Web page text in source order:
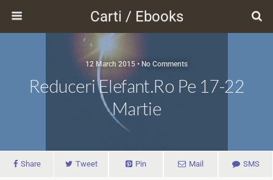
Carti / Ebooks
12 March 2015 • No Comments
Reduceri Elefant.ro Pe 17-22
Martie
Share Tweet Pin Mail SMS